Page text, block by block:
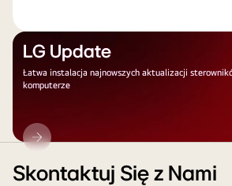
LG Update
Łatwa instalacja najnowszych aktualizacji
komputerze
LG
Update
Skontaktuj Się z Nami